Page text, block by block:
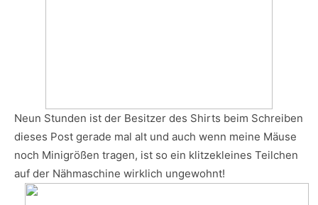
Neun Stunden ist der Besitzer des Shirts beim Schreiben
dieses Post gerade mal alt und auch wenn meine Mäuse
noch Minigrößen tragen, ist so ein klitzekleines Teilchen
auf der Nähmaschine wirklich ungewohnt!